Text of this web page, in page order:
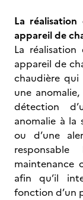
La réalisation
appareil de
La réalisation
appareil de
chaudière
une
détection
anomalie à la
ou d’une
maintenance
afin qu’il
fonction d’un